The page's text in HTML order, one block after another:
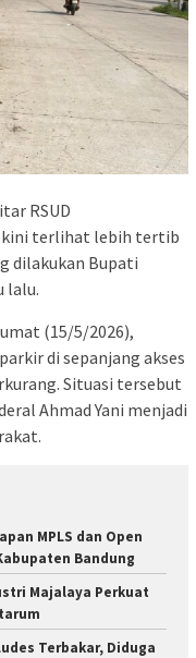
RSUD
kini terlihat lebih tertib
dilakukan Bupati
lalu.
(15/5/2026),
di sepanjang akses
Situasi tersebut
Ahmad Yani menjadi
MPLS dan Open
Bandung
Majalaya Perkuat
Terbakar, Diduga